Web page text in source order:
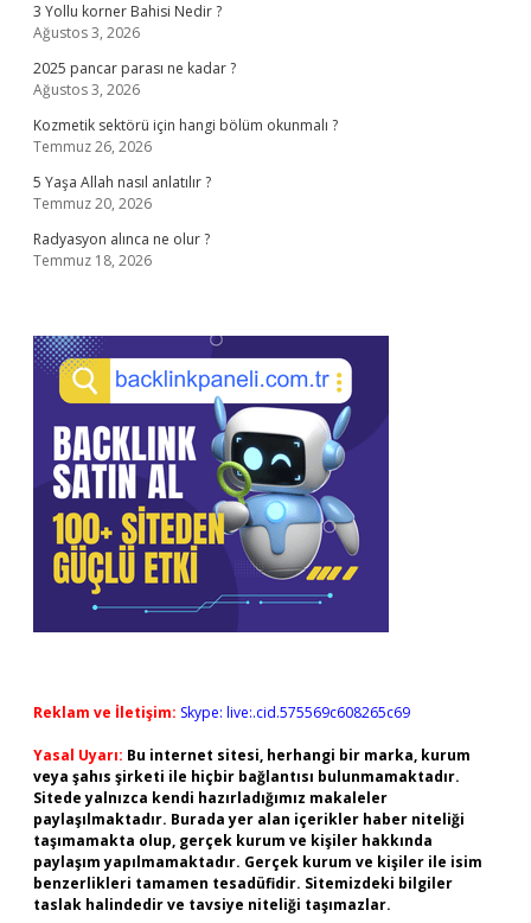
3 Yollu korner Bahisi Nedir ?
Ağustos 3, 2026
2025 pancar parası ne kadar ?
Ağustos 3, 2026
Kozmetik sektörü için hangi bölüm okunmalı ?
Temmuz 26, 2026
5 Yaşa Allah nasıl anlatılır ?
Temmuz 20, 2026
Radyasyon alınca ne olur ?
Temmuz 18, 2026
Reklam ve İletişim: Skype: live:.cid.575569c608265c69
Yasal Uyarı: Bu internet sitesi, herhangi bir marka, kurum
veya şahıs şirketi ile hiçbir bağlantısı bulunmamaktadır.
Sitede yalnızca kendi hazırladığımız makaleler
paylaşılmaktadır. Burada yer alan içerikler haber niteliği
taşımamakta olup, gerçek kurum ve kişiler hakkında
paylaşım yapılmamaktadır. Gerçek kurum ve kişiler ile isim
benzerlikleri tamamen tesadüfidir. Sitemizdeki bilgiler
taslak halindedir ve tavsiye niteliği taşımazlar.